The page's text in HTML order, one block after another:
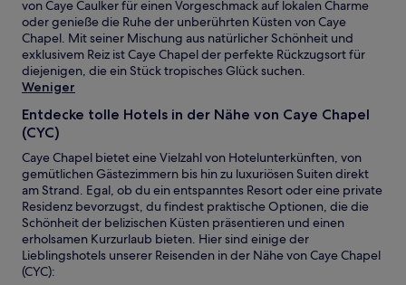
von Caye Caulker für einen Vorgeschmack auf lokalen Charme
oder genieße die Ruhe der unberührten Küsten von Caye
Chapel. Mit seiner Mischung aus natürlicher Schönheit und
exklusivem Reiz ist Caye Chapel der perfekte Rückzugsort für
diejenigen, die ein Stück tropisches Glück suchen.
Weniger
Entdecke tolle Hotels in der Nähe von Caye Chapel
(CYC)
Caye Chapel bietet eine Vielzahl von Hotelunterkünften, von
gemütlichen Gästezimmern bis hin zu luxuriösen Suiten direkt
am Strand. Egal, ob du ein entspanntes Resort oder eine private
Residenz bevorzugst, du findest praktische Optionen, die die
Schönheit der belizischen Küsten präsentieren und einen
erholsamen Kurzurlaub bieten. Hier sind einige der
Lieblingshotels unserer Reisenden in der Nähe von Caye Chapel
(CYC):